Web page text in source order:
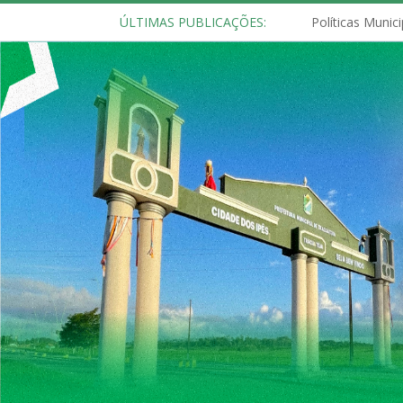
ÚLTIMAS PUBLICAÇÕES: